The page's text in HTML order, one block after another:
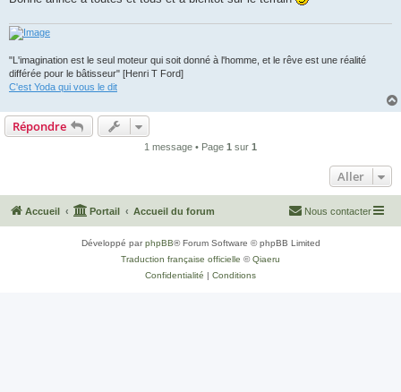
"L'imagination est le seul moteur qui soit donné à l'homme, et le rêve est une réalité
différée pour le bâtisseur" [Henri T Ford]
C'est Yoda qui vous le dit
Répondre
1 message • Page 1 sur 1
Aller
Accueil Portail Accueil du forum Nous contacter
Développé parphpBB® Forum Software © phpBB Limited
Traduction française officielle ©Qiaeru
Confidentialité | Conditions